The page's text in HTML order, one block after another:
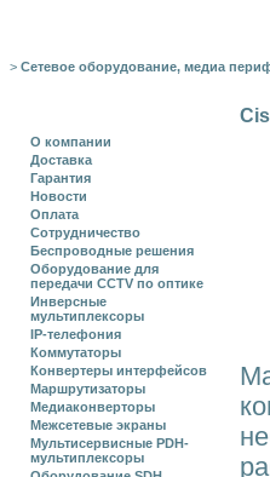
> Сетевое оборудование, медиа
О компании
Доставка
Гарантия
Новости
Оплата
Сотрудничество
Беспроводные решения
Оборудование для
передачи CCTV по оптике
Инверсные
мультиплексоры
IP-телефония
Коммутаторы
Конвертеры интерфейсов
Маршрутизаторы
Медиаконверторы
Межсетевые экраны
Мультисервисные PDH-
мультиплексоры
М